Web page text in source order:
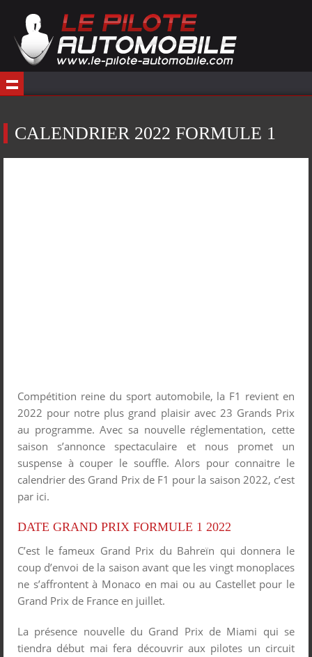
CALENDRIER 2022 FORMULE 1
Compétition reine du sport automobile, la F1 revient en
2022 pour notre plus grand plaisir avec 23 Grands Prix
au programme. Avec sa nouvelle réglementation, cette
saison s’annonce spectaculaire et nous promet un
suspense à couper le souffle. Alors pour connaitre le
calendrier des Grand Prix de F1 pour la saison 2022, c’est
par ici.
DATE GRAND PRIX FORMULE 1 2022
C’est le fameux Grand Prix du Bahreïn qui donnera le
coup d’envoi de la saison avant que les vingt monoplaces
ne s’affrontent à Monaco en mai ou au Castellet pour le
Grand Prix de France en juillet.
La présence nouvelle du Grand Prix de Miami qui se
tiendra début mai fera découvrir aux pilotes un circuit